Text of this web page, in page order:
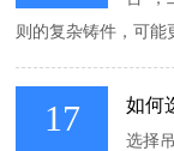
则的复杂铸件，可能
17 如何
选择